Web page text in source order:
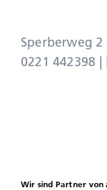
Wir sind Partner von
Sperberweg
0221 442398 |